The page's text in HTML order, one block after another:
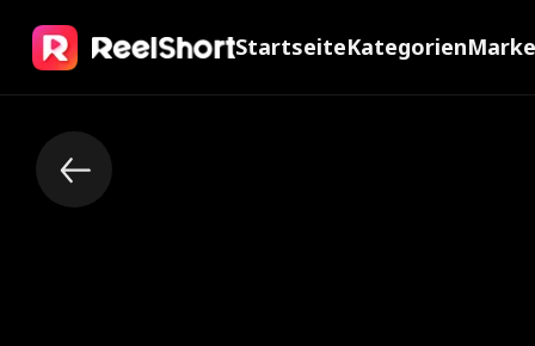
StartseiteKategorienMarke